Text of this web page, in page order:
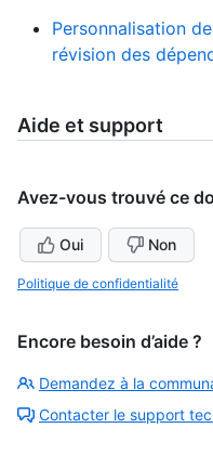
Personnalisation
révision des
Aide et support
Avez-vous trouvé ce
Oui Non
Politique de confidentialité
Encore besoin d’aide ?
Demandez à la
Contacter le support